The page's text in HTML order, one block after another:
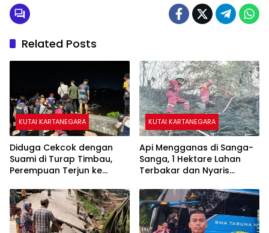
Related Posts
KUTAI KARTANEGARA
Diduga Cekcok dengan
Suami di Turap Timbau,
Perempuan Terjun ke
KUTAI KARTANEGARA
Api Mengganas di Sanga-
Sanga, 1 Hektare Lahan
Terbakar dan Nyaris